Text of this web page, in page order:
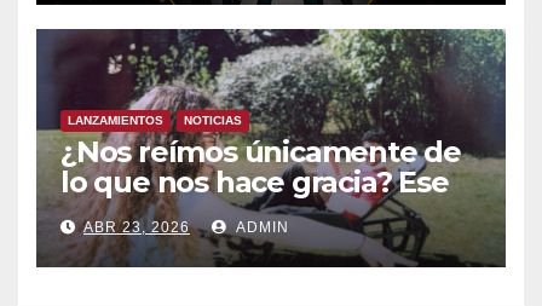
LANZAMIENTOS NOTICIAS
¿Nos reímos únicamente de
lo que nos hace gracia? Ese
chiste ya me lo has contado,
el nuevo single de JUAN
ANSELMO
ABR 23, 2026 ADMIN